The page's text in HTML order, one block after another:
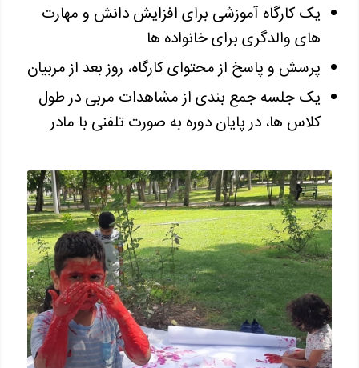
یک کارگاه آموزشی برای افزایش دانش و مهارت
های والدگری برای خانواده ها
پرسش و پاسخ از محتوای کارگاه، روز بعد از مربیان
یک جلسه جمع بندی از مشاهدات مربی در طول
کلاس ها، در پایان دوره به صورت تلفنی با مادر